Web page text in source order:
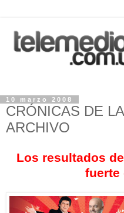
10 marzo 2008
CRÓNICAS DE
ARCHIVO
Los resultados
fuerte